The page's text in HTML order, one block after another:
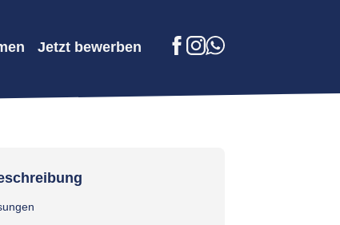
Jetzt bewerben